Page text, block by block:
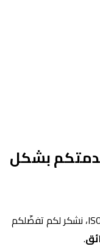
بشكل
، في إطار نهج الجودة ISO 9001، نشكر لكم تفضّلكم
.